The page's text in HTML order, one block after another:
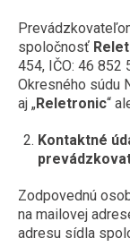
spoločnosť
454, IČO: 46 852
Okresného súdu
aj „Reletronic“
Kontaktné
Zodpovednú
na mailovej
adresu sídla